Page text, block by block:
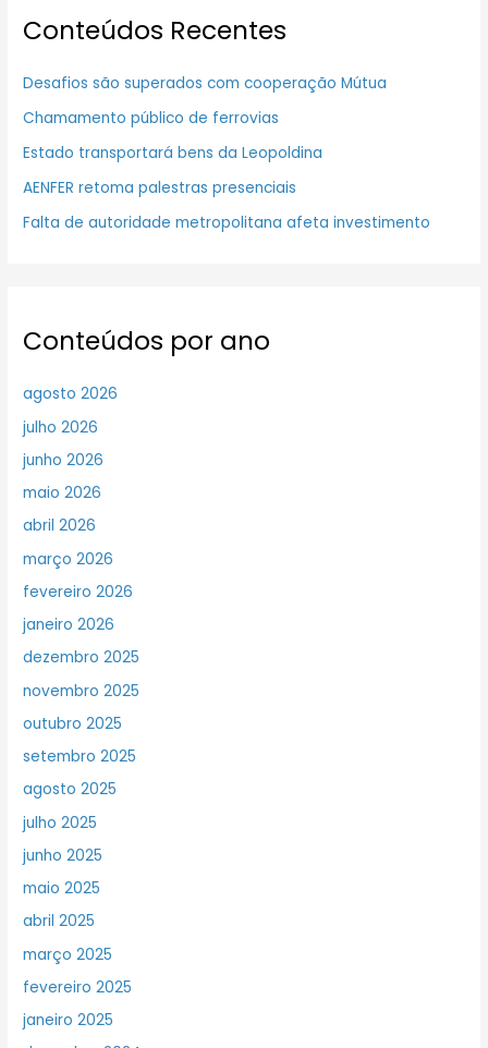
Conteúdos Recentes
Desafios são superados com cooperação Mútua
Chamamento público de ferrovias
Estado transportará bens da Leopoldina
AENFER retoma palestras presenciais
Falta de autoridade metropolitana afeta investimento
Conteúdos por ano
agosto 2026
julho 2026
junho 2026
maio 2026
abril 2026
março 2026
fevereiro 2026
janeiro 2026
dezembro 2025
novembro 2025
outubro 2025
setembro 2025
agosto 2025
julho 2025
junho 2025
maio 2025
abril 2025
março 2025
fevereiro 2025
janeiro 2025